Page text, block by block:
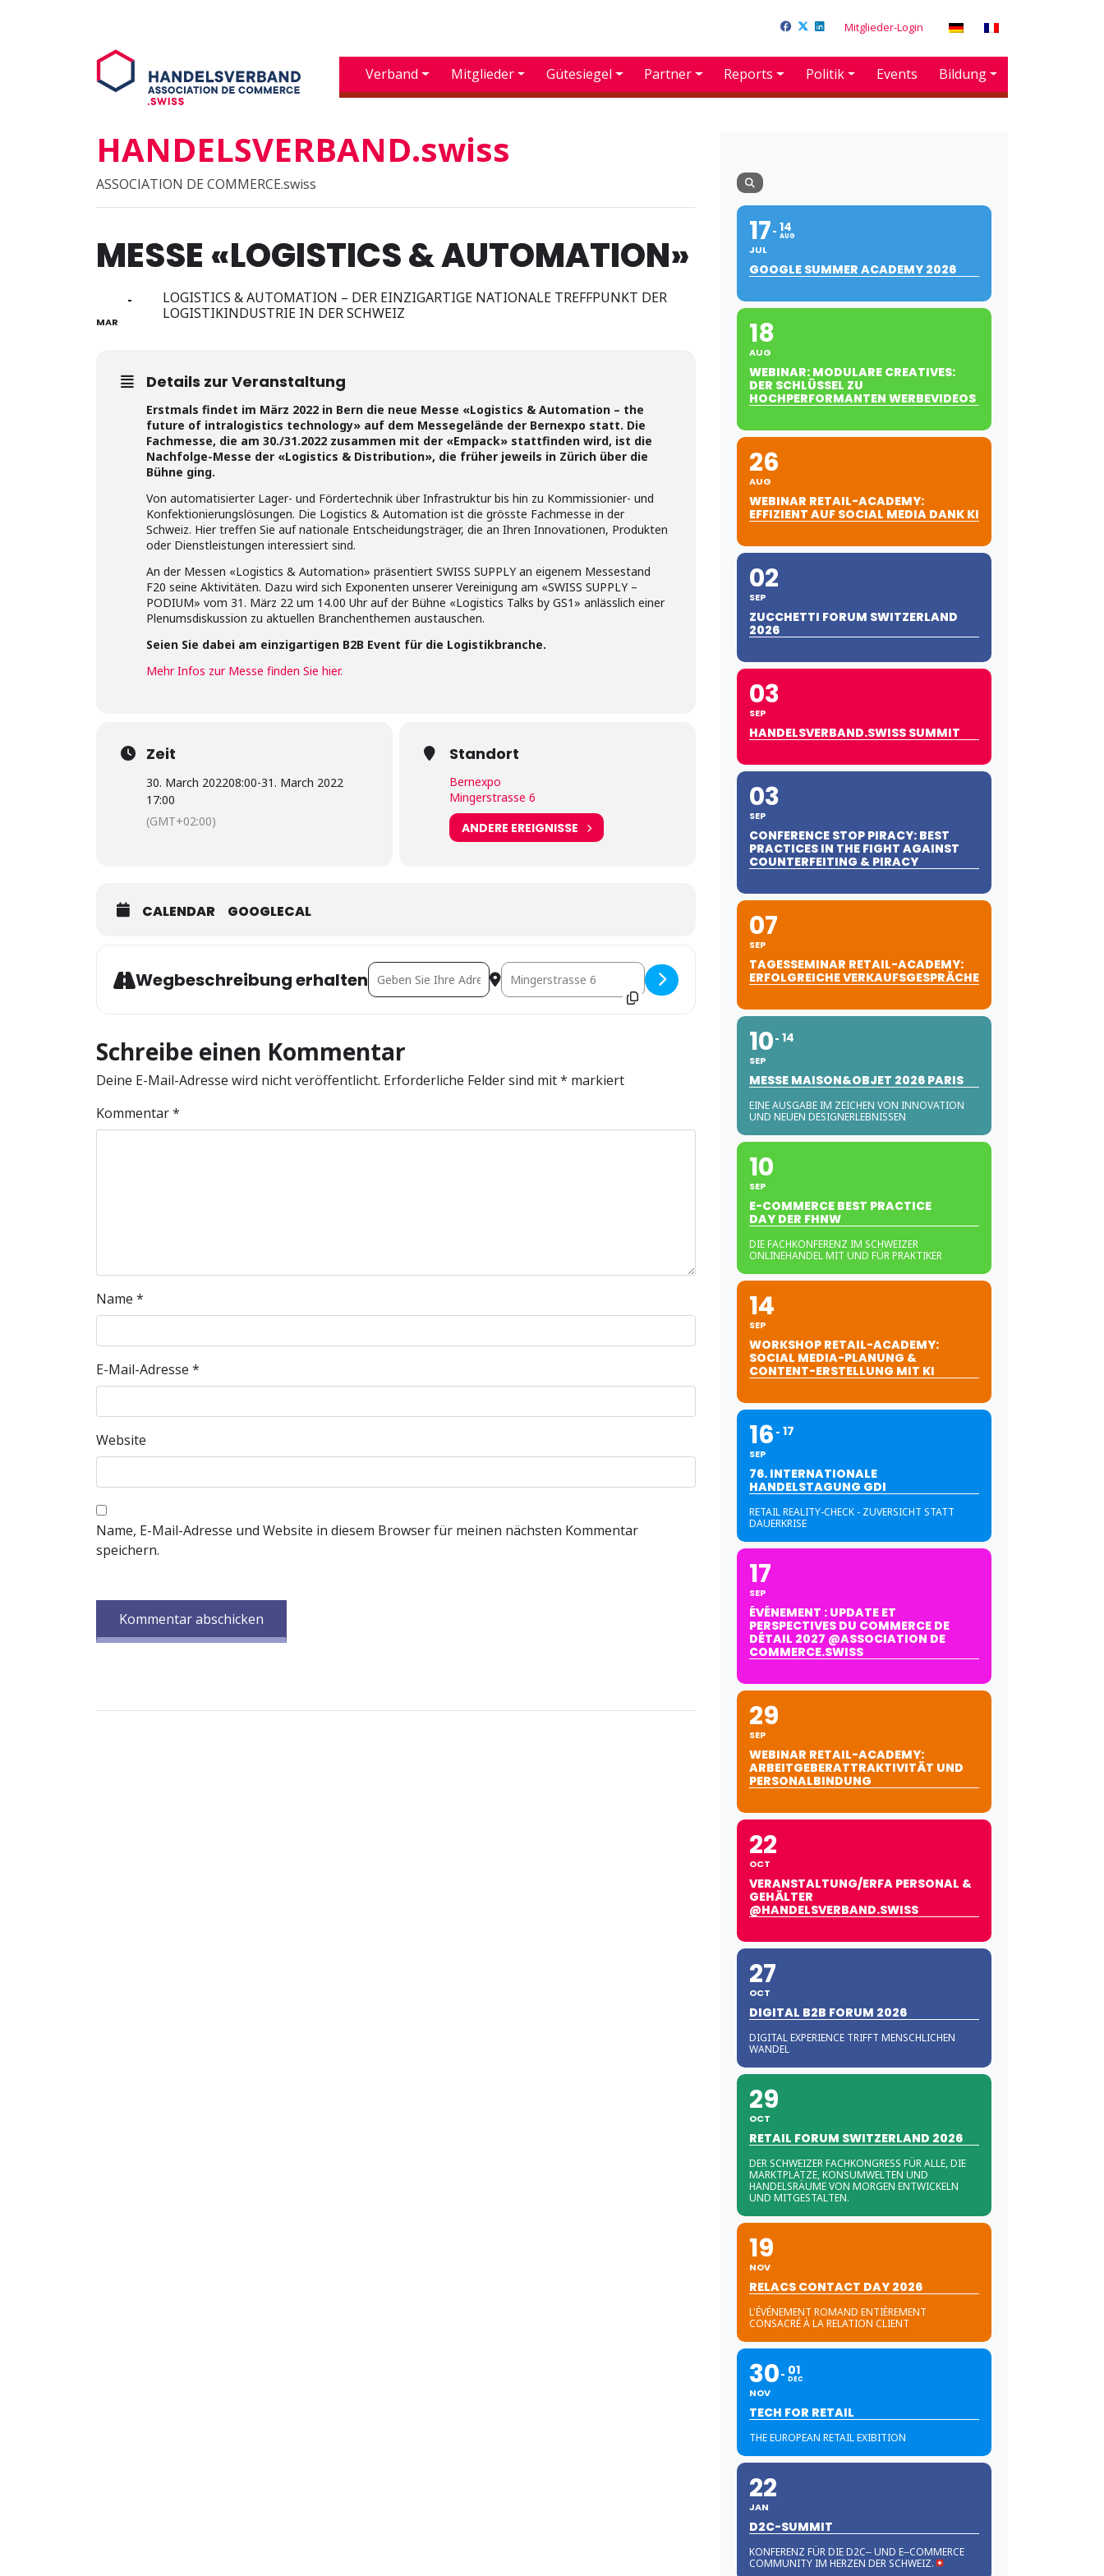
Mitglieder-Login
Verband Mitglieder Gütesiegel Partner Reports Politik Events Bildung
HANDELSVERBAND.swiss
ASSOCIATION DE COMMERCE.swiss
MESSE «LOGISTICS & AUTOMATION»
MAR
LOGISTICS & AUTOMATION – DER EINZIGARTIGE NATIONALE TREFFPUNKT DER
LOGISTIKINDUSTRIE IN DER SCHWEIZ
Details zur Veranstaltung
Erstmals findet im März 2022 in Bern die neue Messe «Logistics & Automation – the
future of intralogistics technology» auf dem Messegelände der Bernexpo statt. Die
Fachmesse, die am 30./31.2022 zusammen mit der «Empack» stattfinden wird, ist die
Nachfolge-Messe der «Logistics & Distribution», die früher jeweils in Zürich über die
Bühne ging.
Von automatisierter Lager- und Fördertechnik über Infrastruktur bis hin zu Kommissionier- und
Konfektionierungslösungen. Die Logistics & Automation ist die grösste Fachmesse in der
Schweiz. Hier treffen Sie auf nationale Entscheidungsträger, die an Ihren Innovationen, Produkten
oder Dienstleistungen interessiert sind.
An der Messen «Logistics & Automation» präsentiert SWISS SUPPLY an eigenem Messestand
F20 seine Aktivitäten. Dazu wird sich Exponenten unserer Vereinigung am «SWISS SUPPLY –
PODIUM» vom 31. März 22 um 14.00 Uhr auf der Bühne «Logistics Talks by GS1» anlässlich einer
Plenumsdiskussion zu aktuellen Branchenthemen austauschen.
Seien Sie dabei am einzigartigen B2B Event für die Logistikbranche.
Mehr Infos zur Messe finden Sie hier.
Zeit
30. March 202208:00-31. March 2022
17:00
(GMT+02:00)
Standort
Bernexpo
Mingerstrasse 6
ANDERE EREIGNISSE
CALENDAR GOOGLECAL
Wegbeschreibung erhaltenAddress - Messe «Logistics & Automation» [D3r77OWIS]
Destination Address - Messe «Logistics & Automation» [I6d5jLMig]
Schreibe einen Kommentar
Deine E-Mail-Adresse wird nicht veröffentlicht. Erforderliche Felder sind mit* markiert
Kommentar*
Name *
E-Mail-Adresse *
Website
Name, E-Mail-Adresse und Website in diesem Browser für meinen nächsten Kommentar
speichern.
17
JUL
14
AUG
GOOGLE SUMMER ACADEMY 2026
18
AUG
WEBINAR: MODULARE CREATIVES:
DER SCHLÜSSEL ZU
HOCHPERFORMANTEN WERBEVIDEOS
26
AUG
WEBINAR RETAIL-ACADEMY:
EFFIZIENT AUF SOCIAL MEDIA DANK KI
02
SEP
ZUCCHETTI FORUM SWITZERLAND
2026
03
SEP
HANDELSVERBAND.SWISS SUMMIT
03
SEP
CONFERENCE STOP PIRACY: BEST
PRACTICES IN THE FIGHT AGAINST
COUNTERFEITING & PIRACY
07
SEP
TAGESSEMINAR RETAIL-ACADEMY:
ERFOLGREICHE VERKAUFSGESPRÄCHE
10
SEP
14
MESSE MAISON&OBJET 2026 PARIS
EINE AUSGABE IM ZEICHEN VON INNOVATION
UND NEUEN DESIGNERLEBNISSEN
10
SEP
E-COMMERCE BEST PRACTICE
DAY DER FHNW
DIE FACHKONFERENZ IM SCHWEIZER
ONLINEHANDEL MIT UND FÜR PRAKTIKER
14
SEP
WORKSHOP RETAIL-ACADEMY:
SOCIAL MEDIA-PLANUNG &
CONTENT-ERSTELLUNG MIT KI
16
SEP
17
76. INTERNATIONALE
HANDELSTAGUNG GDI
RETAIL REALITY-CHECK - ZUVERSICHT STATT
DAUERKRISE
17
SEP
ÉVÉNEMENT : UPDATE ET
PERSPECTIVES DU COMMERCE DE
DÉTAIL 2027 @ASSOCIATION DE
COMMERCE.SWISS
29
SEP
WEBINAR RETAIL-ACADEMY:
ARBEITGEBERATTRAKTIVITÄT UND
PERSONALBINDUNG
22
OCT
VERANSTALTUNG/ERFA PERSONAL &
GEHÄLTER
@HANDELSVERBAND.SWISS
27
OCT
DIGITAL B2B FORUM 2026
DIGITAL EXPERIENCE TRIFFT MENSCHLICHEN
WANDEL
29
OCT
RETAIL FORUM SWITZERLAND 2026
DER SCHWEIZER FACHKONGRESS FÜR ALLE, DIE
MARKTPLÄTZE, KONSUMWELTEN UND
HANDELSRÄUME VON MORGEN ENTWICKELN
UND MITGESTALTEN.
19
NOV
RELACS CONTACT DAY 2026
L'ÉVÉNEMENT ROMAND ENTIÈREMENT
CONSACRÉ À LA RELATION CLIENT
30
NOV
01
DEC
TECH FOR RETAIL
THE EUROPEAN RETAIL EXIBITION
22
JAN
D2C-SUMMIT
KONFERENZ FÜR DIE D2C‒ UND E‒COMMERCE
COMMUNITY IM HERZEN DER SCHWEIZ.